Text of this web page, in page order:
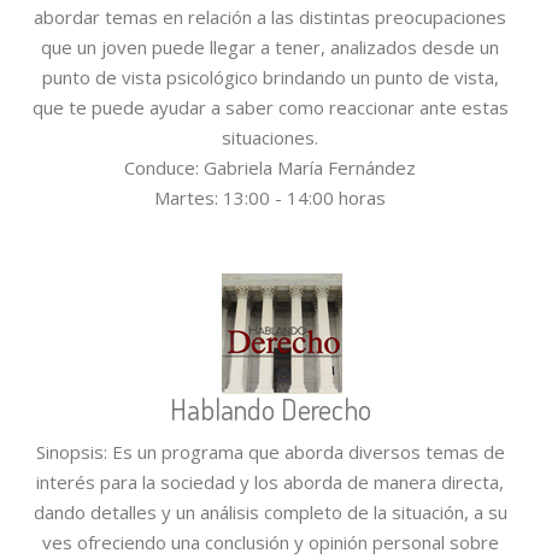
abordar temas en relación a las distintas preocupaciones
que un joven puede llegar a tener, analizados desde un
punto de vista psicológico brindando un punto de vista,
que te puede ayudar a saber como reaccionar ante estas
situaciones.
Conduce: Gabriela María Fernández
Martes: 13:00 - 14:00 horas
Hablando Derecho
Sinopsis: Es un programa que aborda diversos temas de
interés para la sociedad y los aborda de manera directa,
dando detalles y un análisis completo de la situación, a su
ves ofreciendo una conclusión y opinión personal sobre